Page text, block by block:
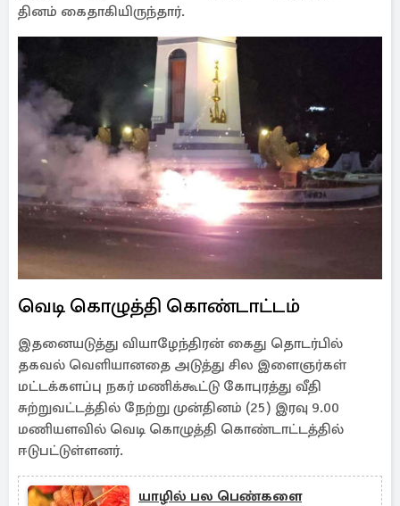
தினம் கைதாகியிருந்தார்.
வெடி கொழுத்தி கொண்டாட்டம்
இதனையடுத்து வியாழேந்திரன் கைது தொடர்பில்
தகவல் வெளியானதை அடுத்து சில இளைஞர்கள்
மட்டக்களப்பு நகர் மணிக்கூட்டு கோபுரத்து வீதி
சுற்றுவட்டத்தில் நேற்று முன்தினம் (25) இரவு 9.00
மணியளவில் வெடி கொழுத்தி கொண்டாட்டத்தில்
ஈடுபட்டுள்ளனர்.
யாழில் பல பெண்களை